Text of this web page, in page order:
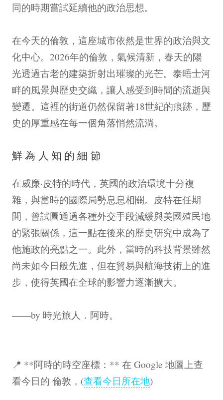
同的時期嘗試延續他的政治思想。
在今天的倫敦，這座城市依然是世界的政治與文
化中心。2026年的倫敦，氣候清新，春天的陽
光透過古老的建築折射出璀璨的光芒。泰晤士河
畔的風景與歷史交織，讓人感受到時間的流逝與
變遷。這裡的街道仍然保留著18世紀的痕跡，歷
史的厚重感在每一個角落悄然流淌。
鮮為人知的細節
在威廉·皮特的時代，英國的政治環境十分複
雜，與當時的國際局勢息息相關。皮特在任期
間，曾試圖通過各種外交手段減緩與美國殖民地
的緊張關係，這一點在後來的歷史研究中成為了
他施政的亮點之一。此外，當時的科技背景雖然
尚未如今日般先進，但在貿易與航海技術上的進
步，使得英國在全球的影響力逐漸擴大。
——by 時光旅人．阿時。
📍 **阿時的時空座標：** 在 Google 地圖上查
看今日的 倫敦，(查看今日所在地)